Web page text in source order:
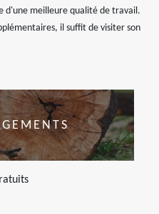
d'une meilleure qualité de travail.
il suffit de visiter son